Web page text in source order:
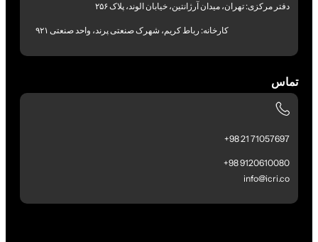
دفتر مرکزی: تهران، میدان آرژانتین، خیابان الوند، پلاک ۲۵۶
کارخانه: رباط کریم، شهرک صنعتی پرند، واحد صنعتی ۹۲۱
تماس
71057697 21 98+
9120610080 98+
info@icri.co